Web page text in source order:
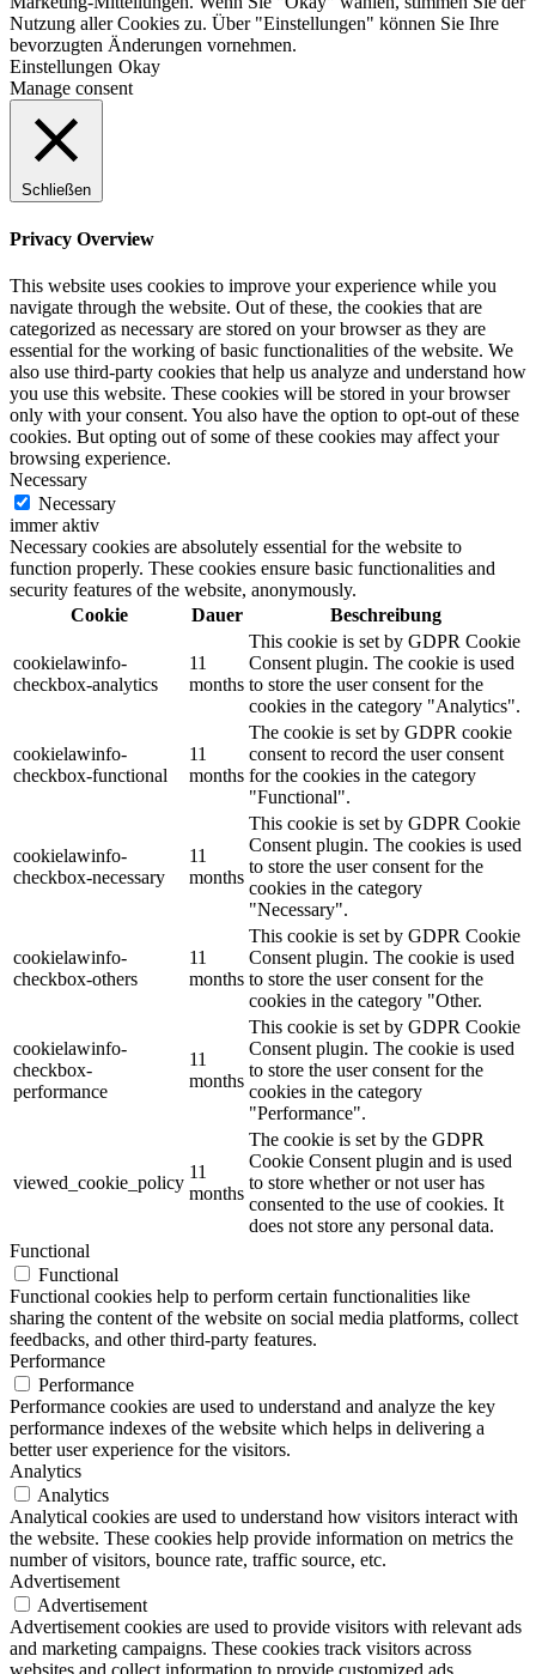
Nutzung aller Cookies zu. Über "Einstellungen" können Sie Ihre
bevorzugten Änderungen vornehmen.
Einstellungen Okay
Manage consent
Schließen
Privacy Overview
This website uses cookies to improve your experience while you
navigate through the website. Out of these, the cookies that are
categorized as necessary are stored on your browser as they are
essential for the working of basic functionalities of the website. We
also use third-party cookies that help us analyze and understand how
you use this website. These cookies will be stored in your browser
only with your consent. You also have the option to opt-out of these
cookies. But opting out of some of these cookies may affect your
browsing experience.
Necessary
Necessary
immer aktiv
Necessary cookies are absolutely essential for the website to
function properly. These cookies ensure basic functionalities and
security features of the website, anonymously.
Cookie
Dauer Beschreibung
cookielawinfo-
checkbox-analytics
11
months
This cookie is set by GDPR Cookie
Consent plugin. The cookie is used
to store the user consent for the
cookies in the category "Analytics".
cookielawinfo-
checkbox-functional
11
months
The cookie is set by GDPR cookie
consent to record the user consent
for the cookies in the category
"Functional".
cookielawinfo-
checkbox-necessary
11
months
This cookie is set by GDPR Cookie
Consent plugin. The cookies is used
to store the user consent for the
cookies in the category
"Necessary".
cookielawinfo-
checkbox-others
11
months
This cookie is set by GDPR Cookie
Consent plugin. The cookie is used
to store the user consent for the
cookies in the category "Other.
cookielawinfo-
checkbox-
performance
11
months
This cookie is set by GDPR Cookie
Consent plugin. The cookie is used
to store the user consent for the
cookies in the category
"Performance".
viewed_cookie_policy
11
months
The cookie is set by the GDPR
Cookie Consent plugin and is used
to store whether or not user has
consented to the use of cookies. It
does not store any personal data.
Functional
Functional
Functional cookies help to perform certain functionalities like
sharing the content of the website on social media platforms, collect
feedbacks, and other third-party features.
Performance
Performance
Performance cookies are used to understand and analyze the key
performance indexes of the website which helps in delivering a
better user experience for the visitors.
Analytics
Analytics
Analytical cookies are used to understand how visitors interact with
the website. These cookies help provide information on metrics the
number of visitors, bounce rate, traffic source, etc.
Advertisement
Advertisement
Advertisement cookies are used to provide visitors with relevant ads
and marketing campaigns. These cookies track visitors across
websites and collect information to provide customized ads.